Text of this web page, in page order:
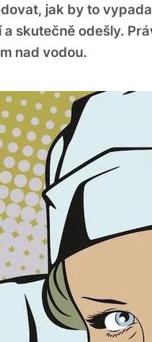
jak by to
skutečně odešly.
nad vodou.